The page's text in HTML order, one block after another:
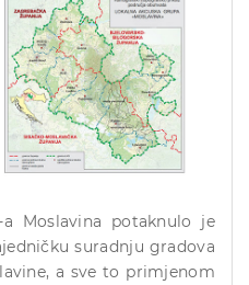
Moslavina potaknulo je
suradnju gradova
a sve to primjenom